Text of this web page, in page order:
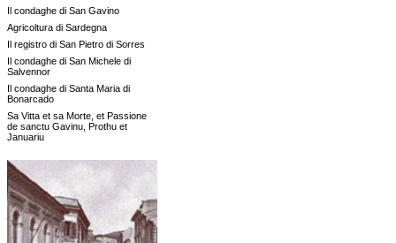
Il condaghe di San Gavino
Agricoltura di Sardegna
Il registro di San Pietro di Sorres
Il condaghe di San Michele di
Salvennor
Il condaghe di Santa Maria di
Bonarcado
Sa Vitta et sa Morte, et Passione
de sanctu Gavinu, Prothu et
Januariu